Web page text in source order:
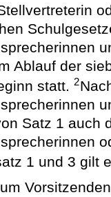
Ablauf der
statt.2
Satz 1 auch
1 und 3 gilt